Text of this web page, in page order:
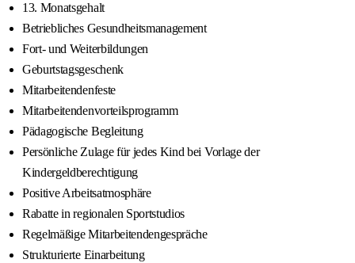
13. Monatsgehalt
Betriebliches Gesundheitsmanagement
Fort- und Weiterbildungen
Geburtstagsgeschenk
Mitarbeitendenfeste
Mitarbeitendenvorteilsprogramm
Pädagogische Begleitung
Persönliche Zulage für jedes Kind bei Vorlage der
Kindergeldberechtigung
Positive Arbeitsatmosphäre
Rabatte in regionalen Sportstudios
Regelmäßige Mitarbeitendengespräche
Strukturierte Einarbeitung